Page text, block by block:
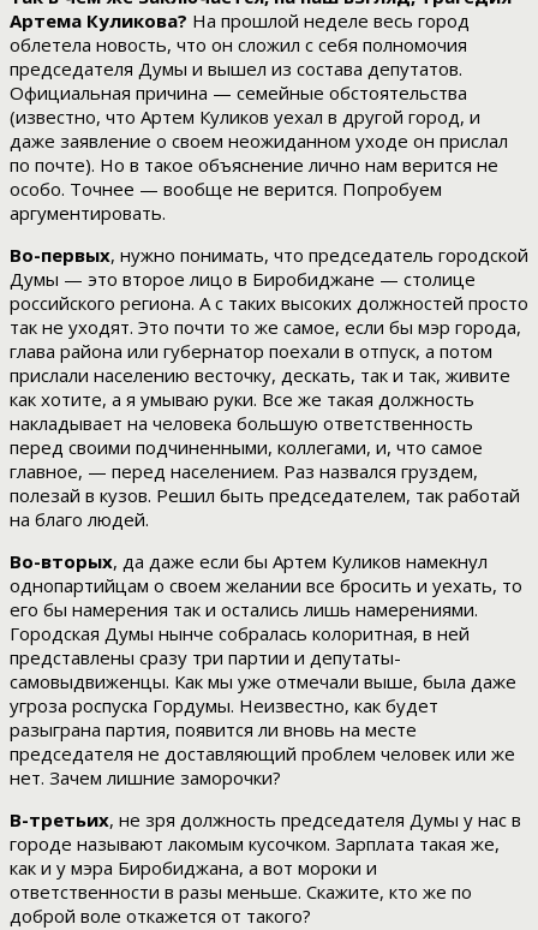
Артема Куликова? На прошлой неделе весь город
облетела новость, что он сложил с себя полномочия
председателя Думы и вышел из состава депутатов.
Официальная причина — семейные обстоятельства
(известно, что Артем Куликов уехал в другой город, и
даже заявление о своем неожиданном уходе он прислал
по почте). Но в такое объяснение лично нам верится не
особо. Точнее — вообще не верится. Попробуем
аргументировать.
Во-первых, нужно понимать, что председатель городской
Думы — это второе лицо в Биробиджане — столице
российского региона. А с таких высоких должностей просто
так не уходят. Это почти то же самое, если бы мэр города,
глава района или губернатор поехали в отпуск, а потом
прислали населению весточку, дескать, так и так, живите
как хотите, а я умываю руки. Все же такая должность
накладывает на человека большую ответственность
перед своими подчиненными, коллегами, и, что самое
главное, — перед населением. Раз назвался груздем,
полезай в кузов. Решил быть председателем, так работай
на благо людей.
Во-вторых, да даже если бы Артем Куликов намекнул
однопартийцам о своем желании все бросить и уехать, то
его бы намерения так и остались лишь намерениями.
Городская Думы нынче собралась колоритная, в ней
представлены сразу три партии и депутаты-
самовыдвиженцы. Как мы уже отмечали выше, была даже
угроза роспуска Гордумы. Неизвестно, как будет
разыграна партия, появится ли вновь на месте
председателя не доставляющий проблем человек или же
нет. Зачем лишние заморочки?
В-третьих, не зря должность председателя Думы у нас в
городе называют лакомым кусочком. Зарплата такая же,
как и у мэра Биробиджана, а вот мороки и
ответственности в разы меньше. Скажите, кто же по
доброй воле откажется от такого?